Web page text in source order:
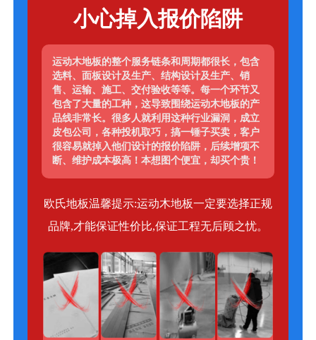
小心掉入报价陷阱
运动木地板的整个服务链条和周期都很长，包含
选料、面板设计及生产、结构设计及生产、销
售、运输、施工、交付验收等等。每一个环节又
包含了大量的工种，这导致围绕运动木地板的产
品线非常长。很多人就利用这种行业漏洞，成立
皮包公司，各种投机取巧，搞一锤子买卖，客户
很容易就掉入他们设计的报价陷阱，后续增项不
断、维护成本极高！本想图个便宜，却买个贵！
欧氏地板温馨提示:运动木地板一定要选择正规
品牌,才能保证性价比,保证工程无后顾之忧。